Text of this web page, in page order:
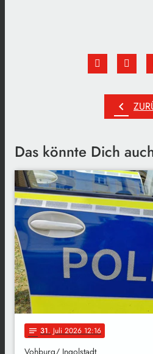
chevron_left
Das könnte Dich
notes 31. Juli 2026 12:16
Vohburg/ Ingolstadt